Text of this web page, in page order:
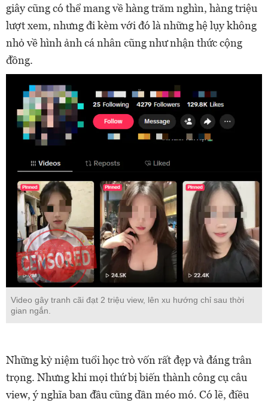
giây cũng có thể mang về hàng trăm nghìn, hàng triệu
lượt xem, nhưng đi kèm với đó là những hệ lụy không
nhỏ về hình ảnh cá nhân cũng như nhận thức cộng
đồng.
Video gây tranh cãi đạt 2 triệu view, lên xu hướng chỉ sau thời
gian ngắn.
Những kỷ niệm tuổi học trò vốn rất đẹp và đáng trân
trọng. Nhưng khi mọi thứ bị biến thành công cụ câu
view, ý nghĩa ban đầu cũng dần méo mó. Có lẽ, điều